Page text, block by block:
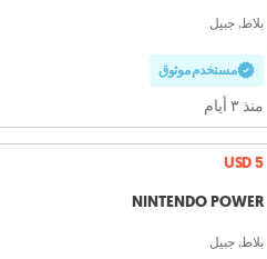
بلاط, جبيل
مستخدم موثوق
منذ ٣ أيام
USD 5
NINTENDO POWER
بلاط, جبيل